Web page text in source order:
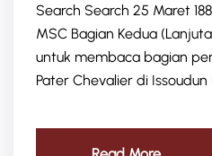
Search Search 25 Maret
MSC Bagian Kedua
untuk membaca bagian
Pater Chevalier di Issoudun